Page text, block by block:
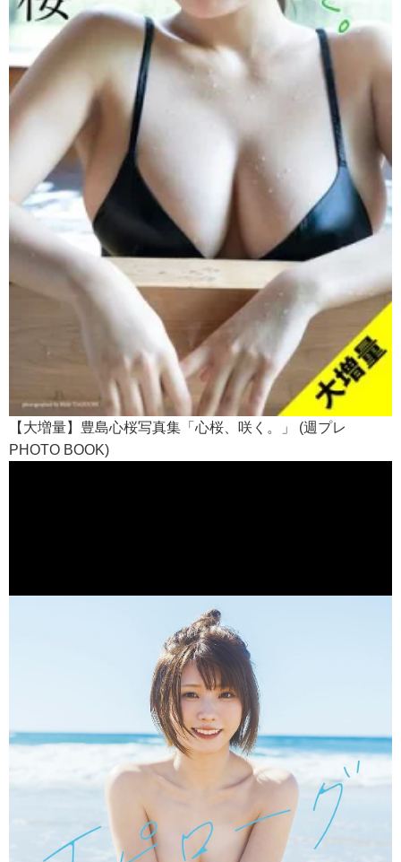
【大増量】豊島心桜写真集「心桜、咲く。」 (週プレ
PHOTO BOOK)